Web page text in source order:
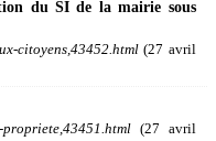
du SI de la mairie sous
citoyens,43452.html (27 avril
propriete,43451.html (27 avril